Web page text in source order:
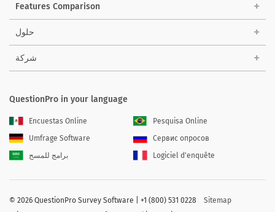
Features Comparison
حلول
شركة
QuestionPro in your language
Encuestas Online
Pesquisa Online
Umfrage Software
Сервис опросов
برامج للمسح
Logiciel d'enquête
© 2026 QuestionPro Survey Software | +1 (800) 531 0228
Sitemap